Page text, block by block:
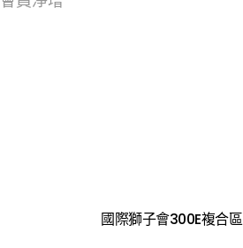
國際獅子會300E複合區